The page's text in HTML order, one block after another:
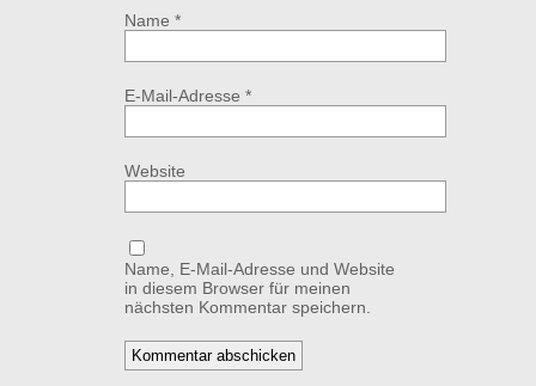
Name *
E-Mail-Adresse *
Website
Name, E-Mail-Adresse und Website
in diesem Browser für meinen
nächsten Kommentar speichern.